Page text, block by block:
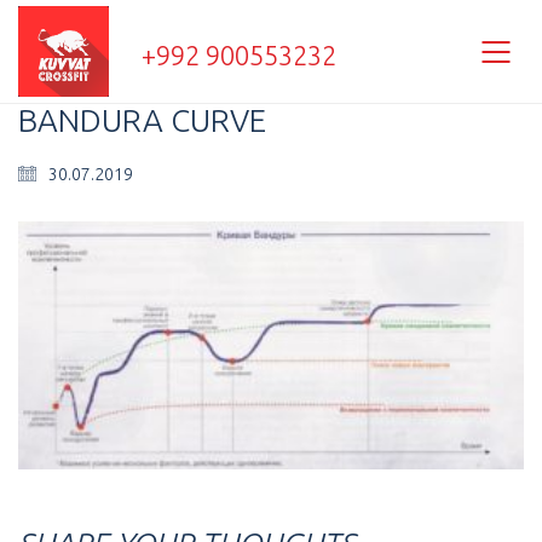
+992 900553232
BANDURA CURVE
30.07.2019